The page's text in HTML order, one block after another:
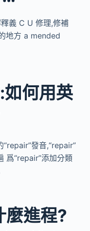
義 C U 修理,修補
地方 a mended
何用英
發音,“repair”
爲“repair”添加分類
進程?